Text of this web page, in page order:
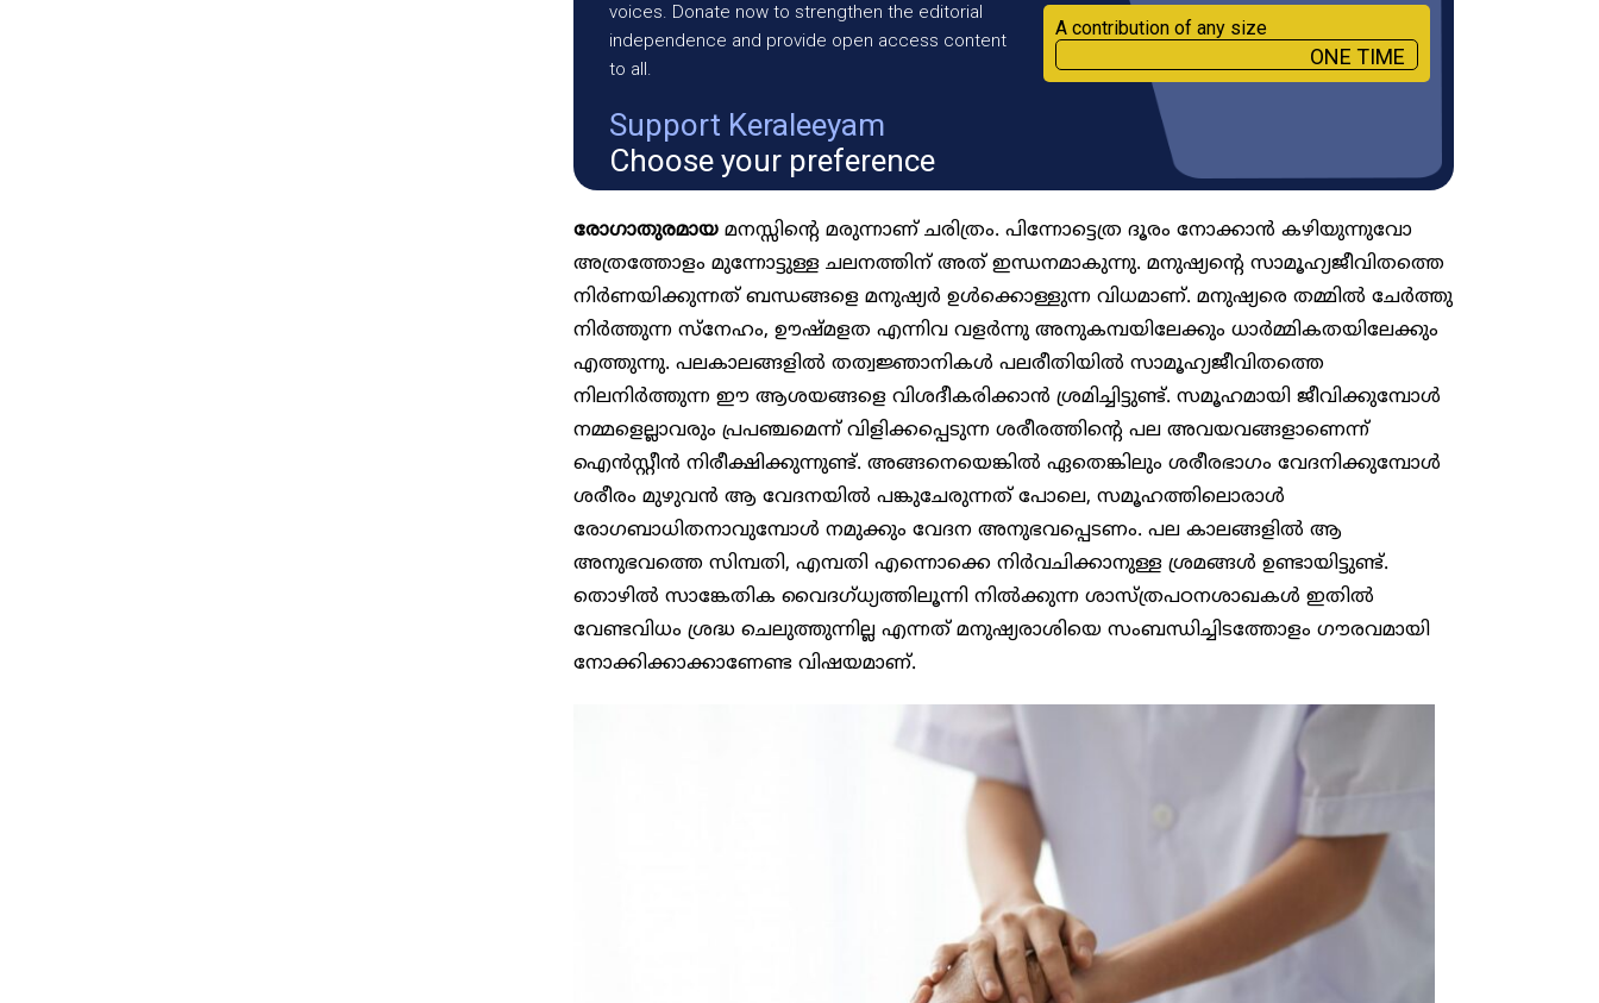
voices. Donate now to strengthen the editorial
independence and provide open access content
to all.
Support Keraleeyam
Choose your preference
A contribution of any size
ONE TIME
രോഗാതുരമായ മനസ്സിന്റെ മരുന്നാണ് ചരിത്രം. പിന്നോട്ടെത്ര ദൂരം നോക്കാൻ കഴിയുന്നുവോ
അത്രത്തോളം മുന്നോട്ടുള്ള ചലനത്തിന് അത് ഇന്ധനമാകുന്നു. മനുഷ്യന്റെ സാമൂഹ്യജീവിതത്തെ
നിർണയിക്കുന്നത് ബന്ധങ്ങളെ മനുഷ്യർ ഉൾക്കൊള്ളുന്ന വിധമാണ്. മനുഷ്യരെ തമ്മിൽ ചേർത്തു
നിർത്തുന്ന സ്നേഹം, ഊഷ്മളത എന്നിവ വളർന്നു അനുകമ്പയിലേക്കും ധാർമ്മികതയിലേക്കും
എത്തുന്നു. പലകാലങ്ങളിൽ തത്വജ്ഞാനികൾ പലരീതിയിൽ സാമൂഹ്യജീവിതത്തെ
നിലനിർത്തുന്ന ഈ ആശയങ്ങളെ വിശദീകരിക്കാൻ ശ്രമിച്ചിട്ടുണ്ട്. സമൂഹമായി ജീവിക്കുമ്പോൾ
നമ്മളെല്ലാവരും പ്രപഞ്ചമെന്ന് വിളിക്കപ്പെടുന്ന ശരീരത്തിന്റെ പല അവയവങ്ങളാണെന്ന്
ഐൻസ്റ്റീൻ നിരീക്ഷിക്കുന്നുണ്ട്. അങ്ങനെയെങ്കിൽ ഏതെങ്കിലും ശരീരഭാഗം വേദനിക്കുമ്പോൾ
ശരീരം മുഴുവൻ ആ വേദനയിൽ പങ്കുചേരുന്നത് പോലെ, സമൂഹത്തിലൊരാൾ
രോഗബാധിതനാവുമ്പോൾ നമുക്കും വേദന അനുഭവപ്പെടണം. പല കാലങ്ങളിൽ ആ
അനുഭവത്തെ സിമ്പതി, എമ്പതി എന്നൊക്കെ നിർവചിക്കാനുള്ള ശ്രമങ്ങൾ ഉണ്ടായിട്ടുണ്ട്.
തൊഴിൽ സാങ്കേതിക വൈദഗ്ധ്യത്തിലൂന്നി നിൽക്കുന്ന ശാസ്ത്രപഠനശാഖകൾ ഇതിൽ
വേണ്ടവിധം ശ്രദ്ധ ചെലുത്തുന്നില്ല എന്നത് മനുഷ്യരാശിയെ സംബന്ധിച്ചിടത്തോളം ഗൗരവമായി
നോക്കിക്കാക്കാണേണ്ട വിഷയമാണ്.